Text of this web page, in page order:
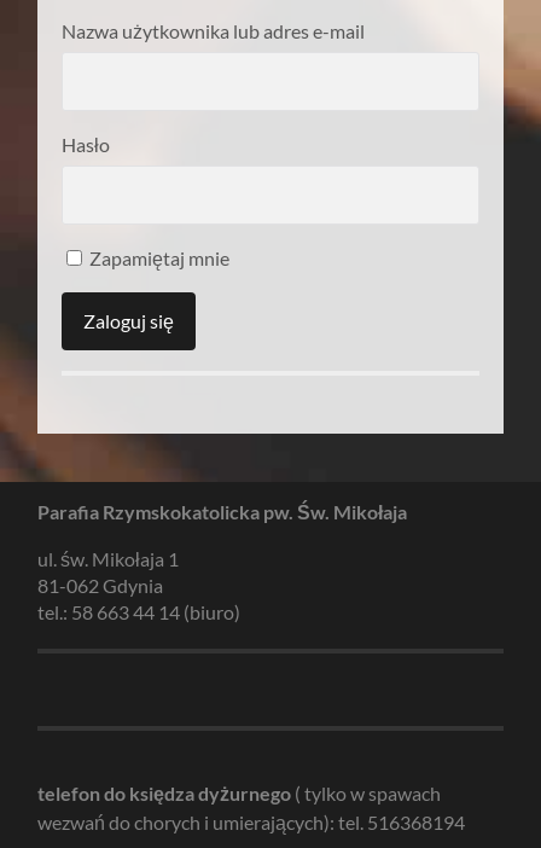
Nazwa użytkownika lub adres e-mail
Hasło
Zapamiętaj mnie
Parafia Rzymskokatolicka pw. Św. Mikołaja
ul. św. Mikołaja 1
81-062 Gdynia
tel.: 58 663 44 14 (biuro)
telefon do księdza dyżurnego ( tylko w spawach
wezwań do chorych i umierających): tel. 516368194